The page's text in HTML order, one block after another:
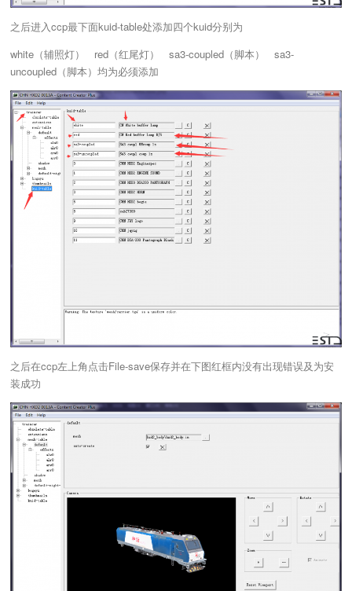
之后进入ccp最下面kuid-table处添加四个kuid分别为
white（辅照灯） red（红尾灯） sa3-coupled（脚本） sa3-
uncoupled（脚本）均为必须添加
之后在ccp左上角点击File-save保存并在下图红框内没有出现错误及为安
装成功